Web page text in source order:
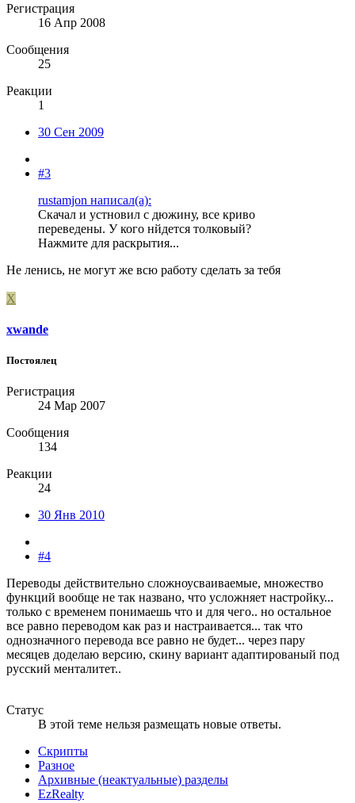
Регистрация
16 Апр 2008
Сообщения
25
Реакции
1
30 Сен 2009
#3
rustamjon написал(а):
Скачал и устновил с дюжину, все криво
переведены. У кого нйдется толковый?
Нажмите для раскрытия...
Не ленись, не могут же всю работу сделать за тебя
X
xwande
Постоялец
Регистрация
24 Мар 2007
Сообщения
134
Реакции
24
30 Янв 2010
#4
Переводы действительно сложноусваиваемые, множество
функций вообще не так названо, что усложняет настройку...
только с временем понимаешь что и для чего.. но остальное
все равно переводом как раз и настраивается... так что
однозначного перевода все равно не будет... через пару
месяцев доделаю версию, скину вариант адаптированый под
русский менталитет..
Статус
В этой теме нельзя размещать новые ответы.
Скрипты
Разное
Архивные (неактуальные) разделы
EzRealty